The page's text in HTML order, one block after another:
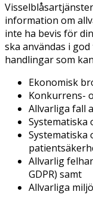
information om
inte ha bevis för
ska användas i
handlingar som
Ekonomisk
Konkurrens-
Allvarliga fall
Systematiska
Systematiska
Allvarlig
GDPR) samt
Allvarliga